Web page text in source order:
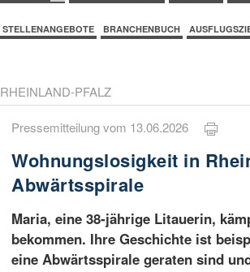
STELLENANGEBOTE BRANCHENBUCH
RHEINLAND-PFALZ
Pressemitteilung vom 13.06.2026
Wohnungslosigkeit in
Abwärtsspirale
Maria, eine 38-jährige Litauerin,
bekommen. Ihre Geschichte ist
eine Abwärtsspirale geraten sind